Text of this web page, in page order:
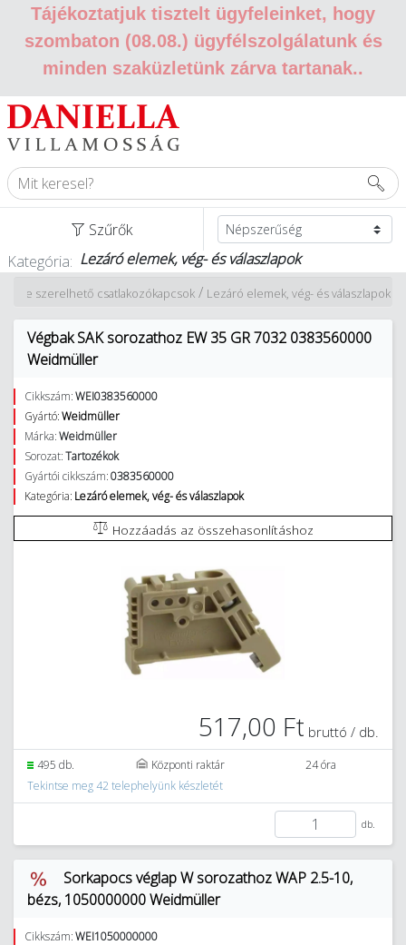
Tájékoztatjuk tisztelt ügyfeleinket, hogy
szombaton (08.08.) ügyfélszolgálatunk és
minden szaküzletünk zárva tartanak..
Szűrők
Kategória: Lezáró elemek, vég- és válaszlapok
Lezáró elemek, vég- és válaszlapok
/
Sínre szerelhető csatlakozókapcsok
Végbak SAK sorozathoz EW 35 GR 7032 0383560000
Weidmüller
Cikkszám:WEI0383560000
Gyártó:Weidmüller
Márka:Weidmüller
Sorozat:Tartozékok
Gyártói cikkszám:0383560000
Kategória: Lezáró elemek, vég- és válaszlapok
Hozzáadás az összehasonlításhoz
517,00 Ft bruttó / db.
495 db. Központi raktár
24 óra
Tekintse meg 42 telephelyünk készletét
db.
Sorkapocs véglap W sorozathoz WAP 2.5-10,
bézs, 1050000000 Weidmüller
Cikkszám:WEI1050000000